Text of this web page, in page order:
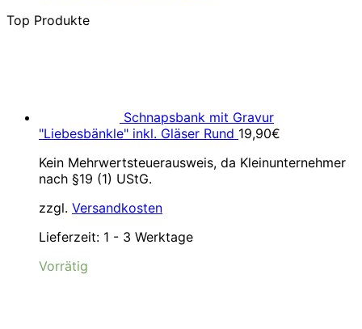
Top Produkte
Schnapsbank mit Gravur
"Liebesbänkle" inkl. Gläser Rund 19,90€
Kein Mehrwertsteuerausweis, da Kleinunternehmer
nach §19 (1) UStG.
zzgl. Versandkosten
Lieferzeit: 1 - 3 Werktage
Vorrätig